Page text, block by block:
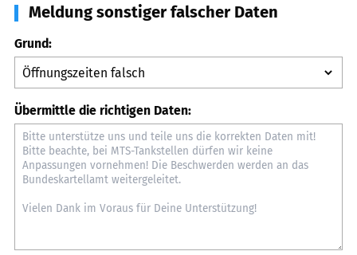
Meldung sonstiger falscher Daten
Grund:
Übermittle die richtigen Daten: